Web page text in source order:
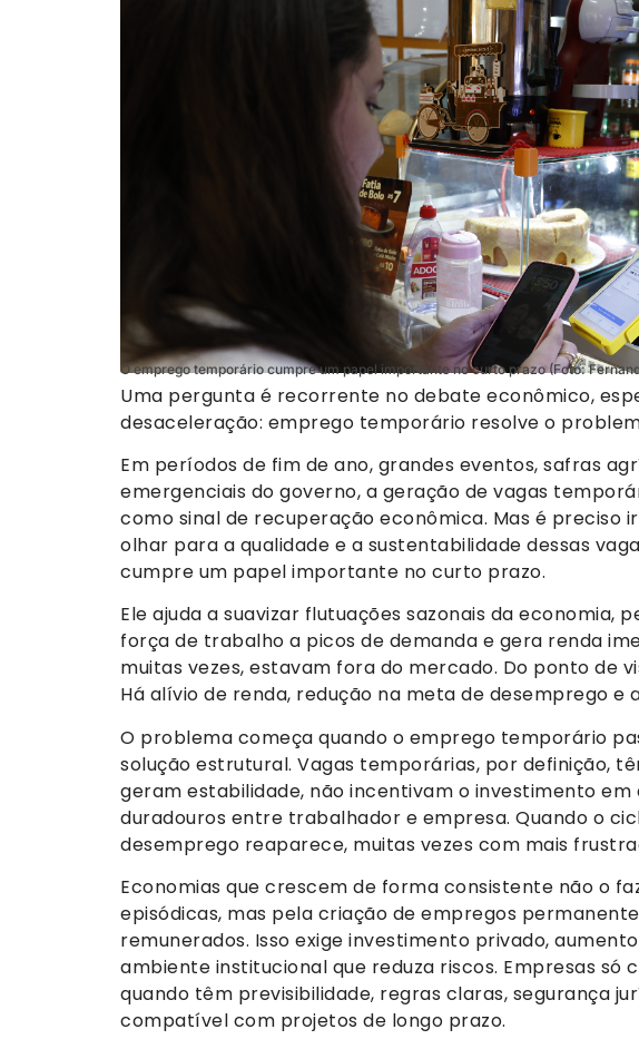
O emprego temporário cumpre um papel importante no curto prazo (Foto:
Uma pergunta é recorrente no debate econômico,
desaceleração: emprego temporário resolve o
Em períodos de fim de ano, grandes eventos, safras
emergenciais do governo, a geração de vagas
como sinal de recuperação econômica. Mas é preciso
olhar para a qualidade e a sustentabilidade dessas
cumpre um papel importante no curto prazo.
Ele ajuda a suavizar flutuações sazonais da economia,
força de trabalho a picos de demanda e gera renda
muitas vezes, estavam fora do mercado. Do ponto de
Há alívio de renda, redução na meta de desemprego e
O problema começa quando o emprego temporário
solução estrutural. Vagas temporárias, por definição,
geram estabilidade, não incentivam o investimento
duradouros entre trabalhador e empresa. Quando o
desemprego reaparece, muitas vezes com mais
Economias que crescem de forma consistente não o
episódicas, mas pela criação de empregos
remunerados. Isso exige investimento privado,
ambiente institucional que reduza riscos. Empresas
quando têm previsibilidade, regras claras, segurança
compatível com projetos de longo prazo.